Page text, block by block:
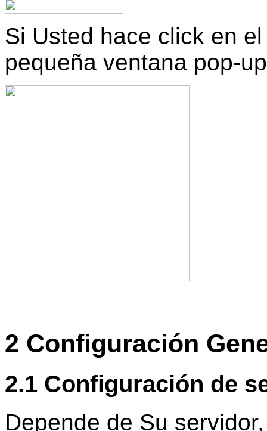
Si Usted hace click en
pequeña ventana pop-
2 Configuración
2.1 Configuración de
Depende de Su